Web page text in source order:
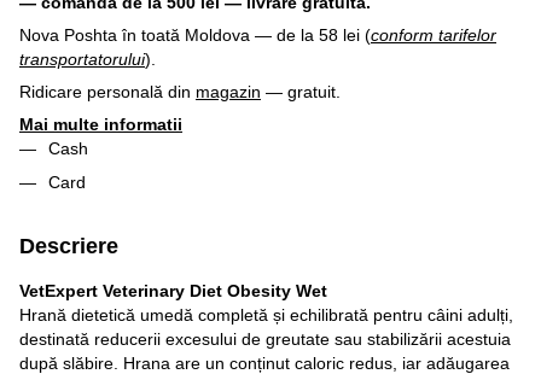
Nova Poshta în toată Moldova — de la 58 lei (conform tarifelor
transportatorului).
Ridicare personală din magazin — gratuit.
Mai multe informatii
Cash
Card
Descriere
VetExpert Veterinary Diet Obesity Wet
Hrană dietetică umedă completă și echilibrată pentru câini adulți,
destinată reducerii excesului de greutate sau stabilizării acestuia
după slăbire. Hrana are un conținut caloric redus, iar adăugarea